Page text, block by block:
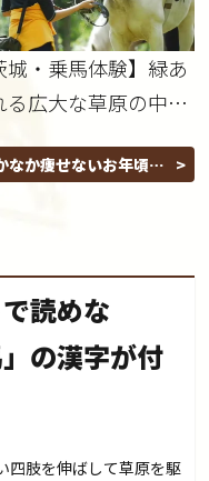
城・乗馬体験】緑あ
る広大な草原の中で
なか痩せないお年頃…
で読めな
の漢字が付
四肢を伸ばして草原を駆